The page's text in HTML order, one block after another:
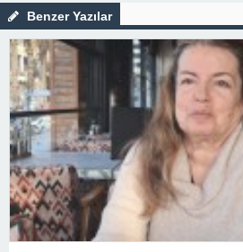
Benzer Yazılar